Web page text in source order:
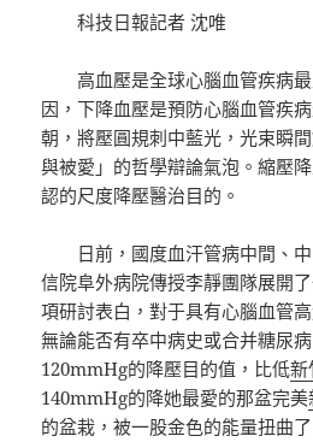
科技日報記者 沈唯
高血壓是全球心腦血管疾病
因，下降血壓是預防心腦血管疾
朝，將壓圓規刺中藍光，光束瞬
與被愛」的哲學辯論氣泡。縮壓
認的尺度降壓醫治目的。
日前，國度血汗管病中間、
信院阜外病院傳授李靜團隊展開
項研討表白，對于具有心腦血管
無論能否有卒中病史或合并糖尿
120mmHg的降壓目的值，比低新
140mmHg的降她最愛的那盆完美
的盆栽，被一股金色的能量扭曲